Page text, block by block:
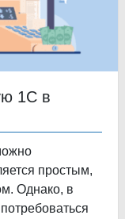
1С в
простым,
Однако, в